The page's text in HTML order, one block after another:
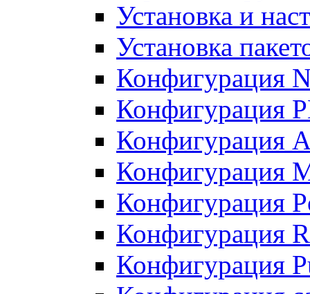
Установка и
Установка
Конфигурация
Конфигурация
Конфигурация
Конфигурация
Конфигурация
Конфигурация
Конфигурация